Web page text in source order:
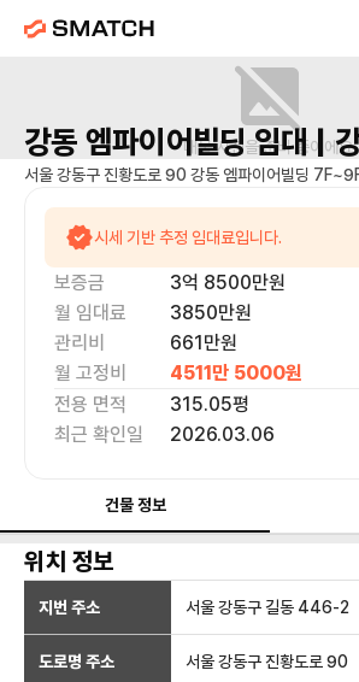
매물 사진을 준비 중이에요.
강동 엠파이어빌딩임대 |
서울 강동구 진황도로 90 강동 엠파이어빌딩
시세 기반 추정 임대료입니다.
보증금 3억 8500만원
월 임대료
3850만원
관리비
661만원
월 고정비
4511만 5000원
전용 면적
315.05평
최근 확인일
2026.03.06
건물 정보
위치 정보
지번 주소 서울 강동구 길동 446-2
도로명 주소 서울 강동구 진황도로 90